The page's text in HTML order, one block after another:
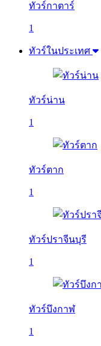
ทัวร์กาตาร์
1
ทัวร์ในประเทศ
ทัวร์น่าน
1
ทัวร์ตาก
1
ทัวร์ปราจีนบุรี
1
ทัวร์บึงกาฬ
1